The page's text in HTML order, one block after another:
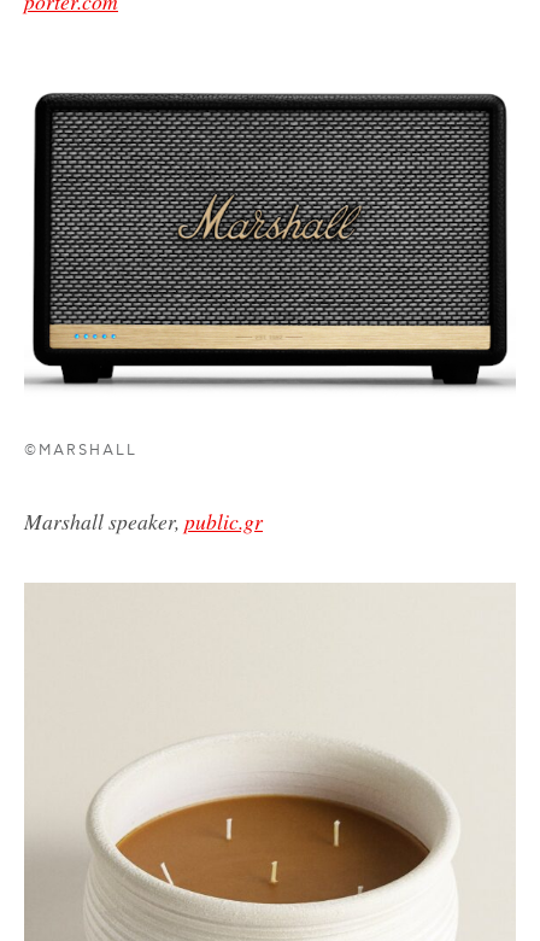
©MARSHALL
Marshall speaker, public.gr